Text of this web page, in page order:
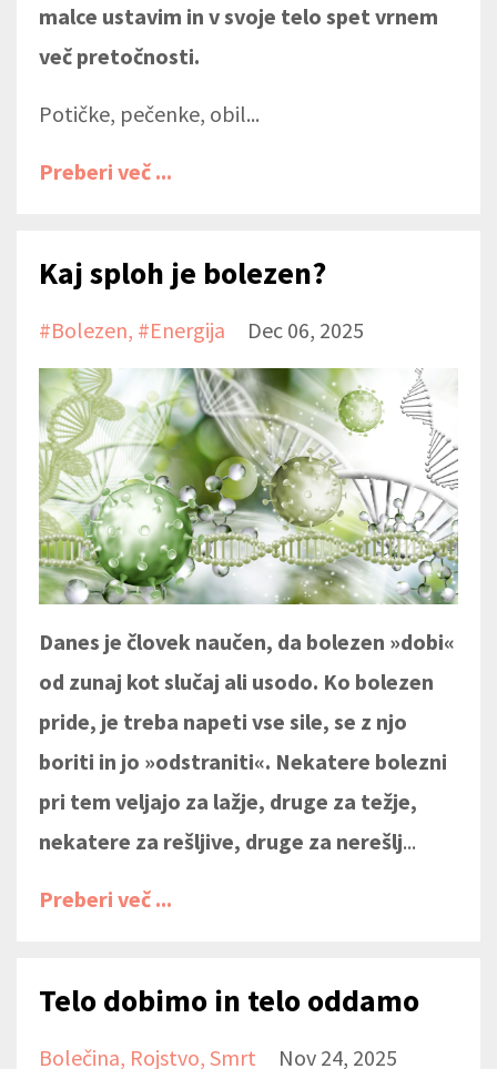
malce ustavim in v svoje telo spet vrnem
več pretočnosti.
Potičke, pečenke, obil...
Preberi več ...
Kaj sploh je bolezen?
#bolezen #energija Dec 06, 2025
Danes je človek naučen, da bolezen »dobi«
od zunaj kot slučaj ali usodo. Ko bolezen
pride, je treba napeti vse sile, se z njo
boriti in jo »odstraniti«. Nekatere bolezni
pri tem veljajo za lažje, druge za težje,
nekatere za rešljive, druge za nerešlj...
Preberi več ...
Telo dobimo in telo oddamo
Bolečina Rojstvo Smrt Nov 24, 2025